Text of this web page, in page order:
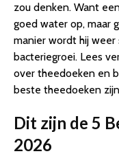
zou denken. Want
goed water op, maar
manier wordt hij
bacteriegroei. Lees
over theedoeken en
beste theedoeken
Dit zijn de 5
2026